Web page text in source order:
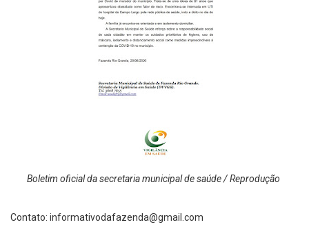
Boletim oficial da secretaria municipal de saúde / Reprodução
Contato: informativodafazenda@gmail.com